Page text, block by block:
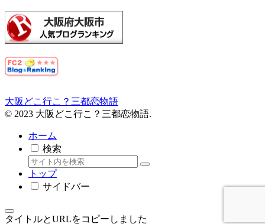
大阪どこ行こ？三都恋物語
© 2023 大阪どこ行こ？三都恋物語.
ホーム
検索
トップ
サイドバー
タイトルとURLをコピーしました